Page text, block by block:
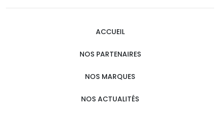
ACCUEIL
NOS PARTENAIRES
NOS MARQUES
NOS ACTUALITÉS